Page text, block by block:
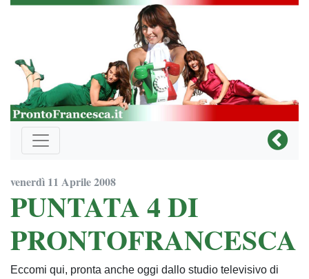
venerdì 11 Aprile 2008
PUNTATA 4 DI
PRONTOFRANCESCA
Eccomi qui, pronta anche oggi dallo studio televisivo di